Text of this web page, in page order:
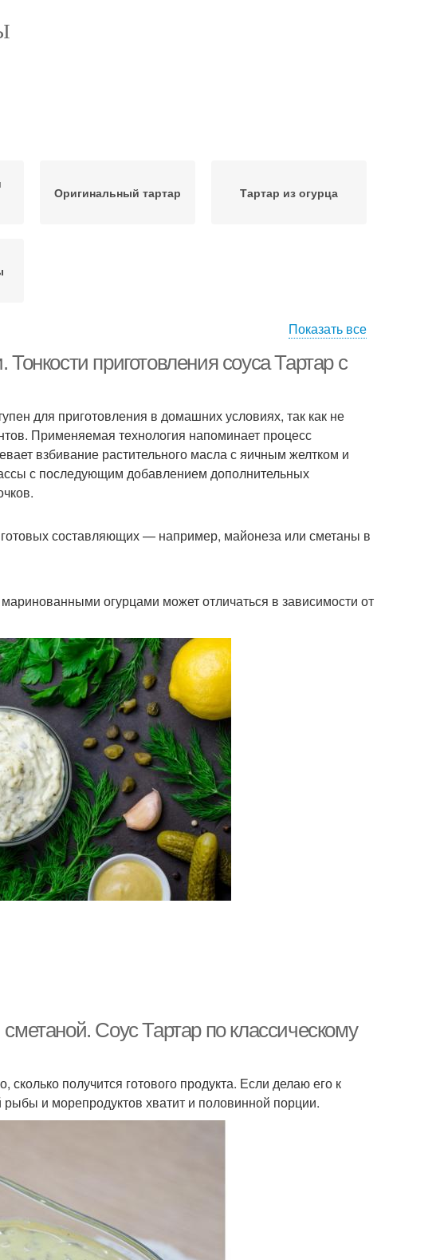
Оригинальный тартар Тартар из огурца
Показать все
приготовления соуса Тартар с
для приготовления в домашних условиях, так как не
Применяемая технология напоминает процесс
взбивание растительного масла с яичным желтком и
с последующим добавлением дополнительных
составляющих — например, майонеза или сметаны в
огурцами может отличаться в зависимости от
Соус Тартар по классическому
получится готового продукта. Если делаю его к
и морепродуктов хватит и половинной порции.